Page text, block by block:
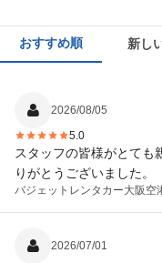
おすすめ順 新し
2026/08/05
5.0
スタッフの皆様がとても
りがとうございました。
バジェットレンタカー大阪空
2026/07/01